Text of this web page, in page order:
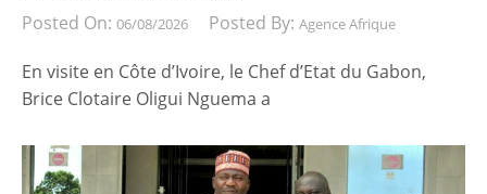
Posted On: 06/08/2026 Posted By: Agence Afrique
En visite en Côte d’Ivoire, le Chef d’Etat du Gabon,
Brice Clotaire Oligui Nguema a